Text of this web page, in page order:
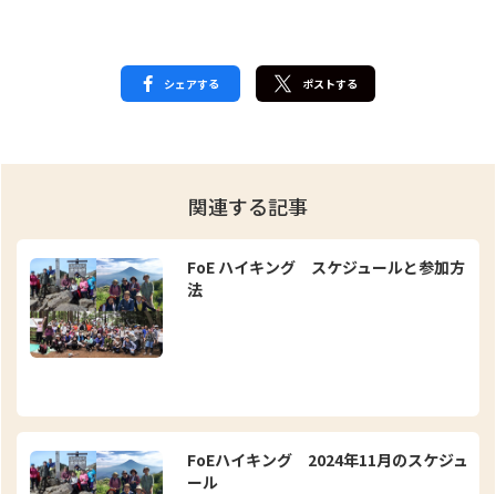
シェアする ポストする
関連する記事
FoE ハイキング スケジュールと参加方
法
FoEハイキング 2024年11月のスケジュ
ール